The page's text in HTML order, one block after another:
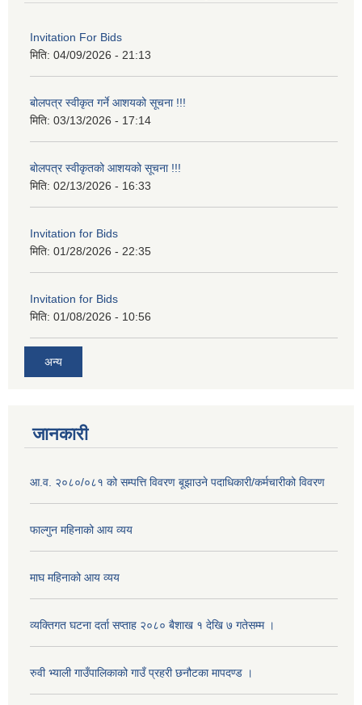
Invitation For Bids
मिति: 04/09/2026 - 21:13
बोलपत्र स्वीकृत गर्ने आशयको सूचना !!!
मिति: 03/13/2026 - 17:14
बोलपत्र स्वीकृतको आशयको सूचना !!!
मिति: 02/13/2026 - 16:33
Invitation for Bids
मिति: 01/28/2026 - 22:35
Invitation for Bids
मिति: 01/08/2026 - 10:56
अन्य
जानकारी
आ.व. २०८०/०८१ को सम्पत्ति विवरण बूझाउने पदाधिकारी/कर्मचारीको विवरण
फाल्गुन महिनाको आय व्यय
माघ महिनाको आय व्यय
व्यक्तिगत घटना दर्ता सप्ताह २०८० बैशाख १ देखि ७ गतेसम्म ।
रुवी भ्याली गाउँपालिकाको गाउँ प्रहरी छनौटका मापदण्ड ।